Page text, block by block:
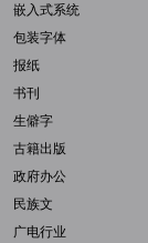
嵌入式系统
包装字体
报纸
书刊
生僻字
古籍出版
政府办公
民族文
广电行业